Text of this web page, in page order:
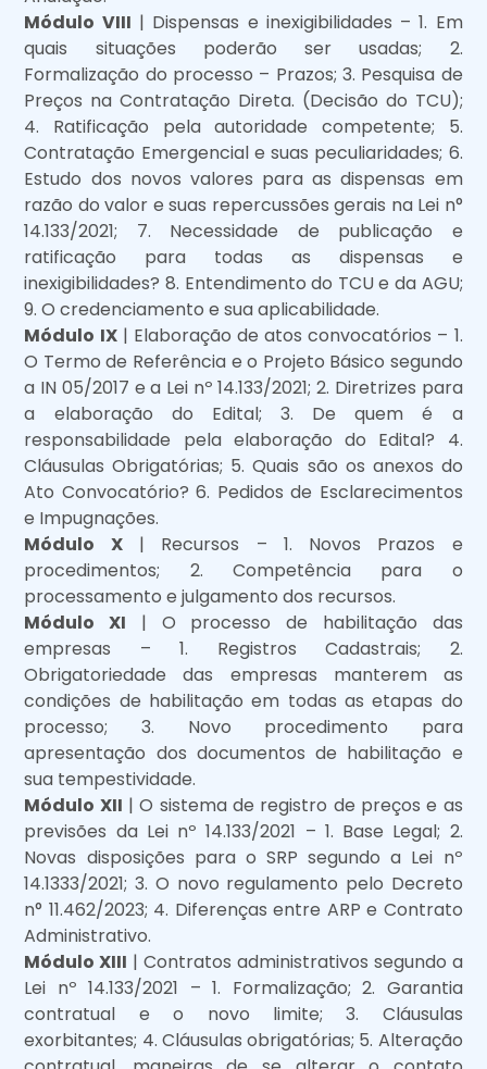
Módulo VIII | Dispensas e inexigibilidades – 1. Em
quais situações poderão ser usadas; 2.
Formalização do processo – Prazos; 3. Pesquisa de
Preços na Contratação Direta. (Decisão do TCU);
4. Ratificação pela autoridade competente; 5.
Contratação Emergencial e suas peculiaridades; 6.
Estudo dos novos valores para as dispensas em
razão do valor e suas repercussões gerais na Lei n°
14.133/2021; 7. Necessidade de publicação e
ratificação para todas as dispensas e
inexigibilidades? 8. Entendimento do TCU e da AGU;
9. O credenciamento e sua aplicabilidade.
Módulo IX| Elaboração de atos convocatórios – 1.
O Termo de Referência e o Projeto Básico segundo
a IN 05/2017 e a Lei nº 14.133/2021; 2. Diretrizes para
a elaboração do Edital; 3. De quem é a
responsabilidade pela elaboração do Edital? 4.
Cláusulas Obrigatórias; 5. Quais são os anexos do
Ato Convocatório? 6. Pedidos de Esclarecimentos
e Impugnações.
Módulo X| Recursos – 1. Novos Prazos e
procedimentos; 2. Competência para o
processamento e julgamento dos recursos.
Módulo XI | O processo de habilitação das
empresas – 1. Registros Cadastrais; 2.
Obrigatoriedade das empresas manterem as
condições de habilitação em todas as etapas do
processo; 3. Novo procedimento para
apresentação dos documentos de habilitação e
sua tempestividade.
Módulo XII | O sistema de registro de preços e as
previsões da Lei nº 14.133/2021 – 1. Base Legal; 2.
Novas disposições para o SRP segundo a Lei nº
14.1333/2021; 3. O novo regulamento pelo Decreto
n° 11.462/2023; 4. Diferenças entre ARP e Contrato
Administrativo.
Módulo XIII | Contratos administrativos segundo a
Lei nº 14.133/2021 – 1. Formalização; 2. Garantia
contratual e o novo limite; 3. Cláusulas
exorbitantes; 4. Cláusulas obrigatórias; 5. Alteração